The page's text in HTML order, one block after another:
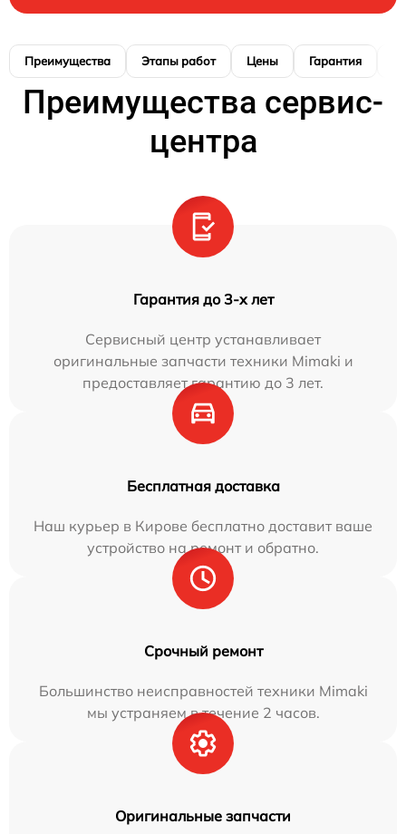
Преимущества Этапы работ Цены Гарантия
Преимущества сервис-
центра
Гарантия до 3-х лет
Сервисный центр устанавливает
оригинальные запчасти техники Mimaki и
предоставляет гарантию до 3 лет.
Бесплатная доставка
Наш курьер в Кирове бесплатно доставит ваше
устройство на ремонт и обратно.
Срочный ремонт
Большинство неисправностей техники Mimaki
мы устраняем в течение 2 часов.
Оригинальные запчасти